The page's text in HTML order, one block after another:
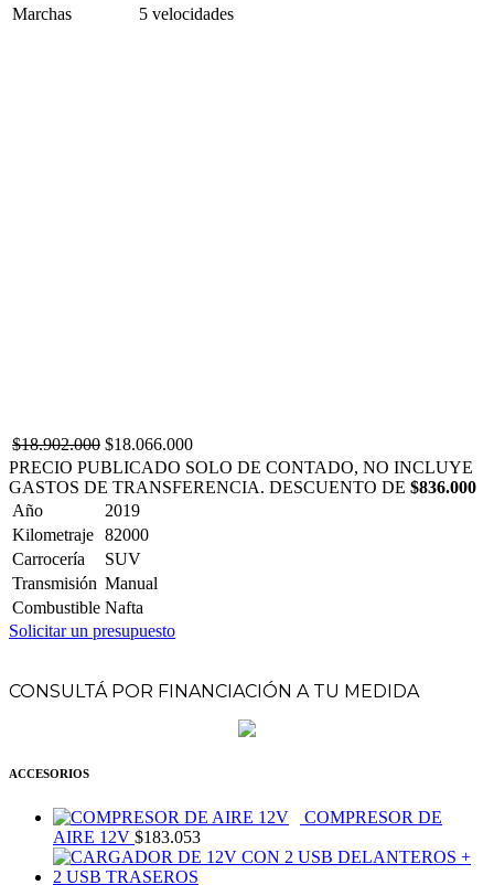
Marchas
5 velocidades
$18.902.000 $18.066.000
PRECIO PUBLICADO SOLO DE CONTADO, NO INCLUYE
GASTOS DE TRANSFERENCIA. DESCUENTO DE $836.000
Año
2019
Kilometraje 82000
Carrocería
SUV
Transmisión Manual
Combustible Nafta
Solicitar un presupuesto
CONSULTÁ POR FINANCIACIÓN A TU MEDIDA
ACCESORIOS
COMPRESOR DE
AIRE 12V $183.053